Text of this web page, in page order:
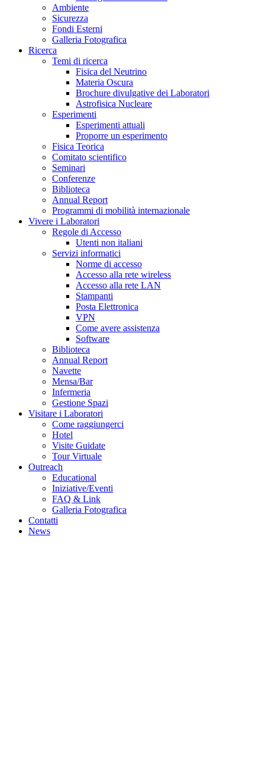
Ambiente
Sicurezza
Fondi Esterni
Galleria Fotografica
Ricerca
Temi di ricerca
Fisica del Neutrino
Materia Oscura
Brochure divulgative dei Laboratori
Astrofisica Nucleare
Esperimenti
Esperimenti attuali
Proporre un esperimento
Fisica Teorica
Comitato scientifico
Seminari
Conferenze
Biblioteca
Annual Report
Programmi di mobilità internazionale
Vivere i Laboratori
Regole di Accesso
Utenti non italiani
Servizi informatici
Norme di accesso
Accesso alla rete wireless
Accesso alla rete LAN
Stampanti
Posta Elettronica
VPN
Come avere assistenza
Software
Biblioteca
Annual Report
Navette
Mensa/Bar
Infermeria
Gestione Spazi
Visitare i Laboratori
Come raggiungerci
Hotel
Visite Guidate
Tour Virtuale
Outreach
Educational
Iniziative/Eventi
FAQ & Link
Galleria Fotografica
Contatti
News